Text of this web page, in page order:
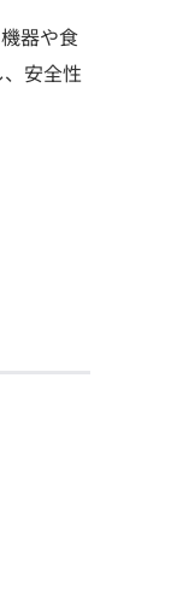
器や食
安全性